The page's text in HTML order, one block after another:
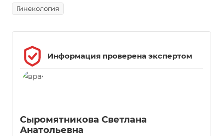
Гинекология
Информация проверена экспертом
Сыромятникова Светлана
Анатольевна